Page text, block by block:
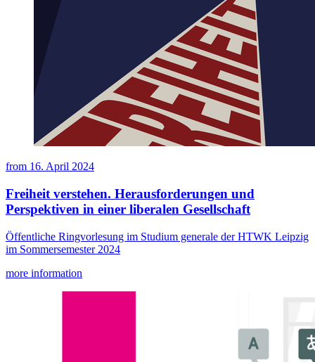
from 16. April 2024
Freiheit verstehen. Herausforderungen und
Perspektiven in einer liberalen Gesellschaft
Öffentliche Ringvorlesung im Studium generale der HTWK Leipzig
im Sommersemester 2024
more information